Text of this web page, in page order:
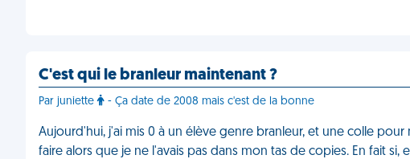
C'est qui le branleur maintenant ?
Par juniette - Ça date de 2008 mais c'est de la bonne
Aujourd'hui, j'ai mis 0 à un élève genre branleur, et une colle
faire alors que je ne l'avais pas dans mon tas de copies. En fait